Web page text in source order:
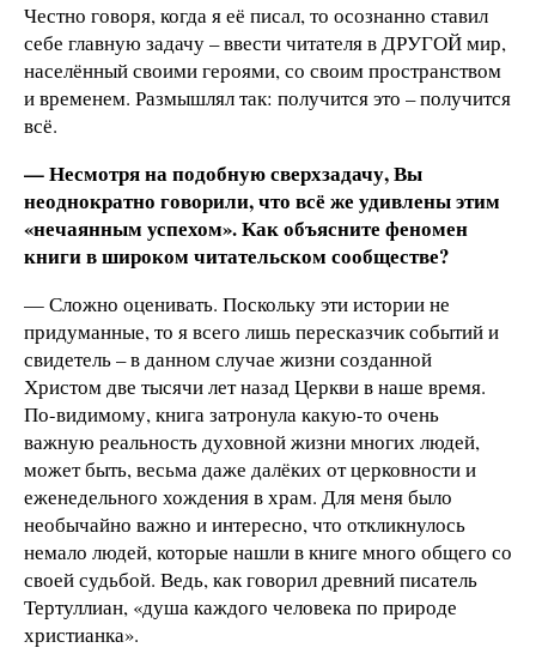
Честно говоря, когда я её писал, то осознанно ставил
себе главную задачу – ввести читателя в ДРУГОЙ мир,
населённый своими героями, со своим пространством
и временем. Размышлял так: получится это – получится
всё.
— Несмотря на подобную сверхзадачу, Вы
неоднократно говорили, что всё же удивлены этим
«нечаянным успехом». Как объясните феномен
книги в широком читательском сообществе?
— Сложно оценивать. Поскольку эти истории не
придуманные, то я всего лишь пересказчик событий и
свидетель – в данном случае жизни созданной
Христом две тысячи лет назад Церкви в наше время.
По-видимому, книга затронула какую-то очень
важную реальность духовной жизни многих людей,
может быть, весьма даже далёких от церковности и
еженедельного хождения в храм. Для меня было
необычайно важно и интересно, что откликнулось
немало людей, которые нашли в книге много общего со
своей судьбой. Ведь, как говорил древний писатель
Тертуллиан, «душа каждого человека по природе
христианка».